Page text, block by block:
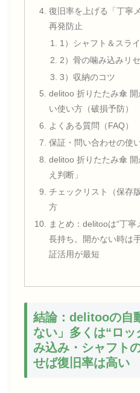
復旧率を上げる「丁寧
再発防止
1）シャフト＆スラ
2）骨の噛み込みリ
3）収納のコツ
delitoo 折りたたみ傘
い使い方（破損予防）
よくある質問（FAQ）
保証・問い合わせの使
delitoo 折りたたみ傘
え判断」
チェックリスト（保存
方
まとめ：delitooは“丁
長持ち。開かない時は
証活用が最短
結論：delitooの自
ない」多くは“ロ
み込み・シャフト
せば復旧率は高い